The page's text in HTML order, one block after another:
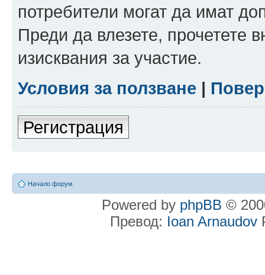
потребители могат да имат
Преди да влезете, прочетете
изисквания за участие.
Условия за ползване |
Регистрация
Начало форум
Powered by phpBB ©
Превод: Ioan Arnaudov